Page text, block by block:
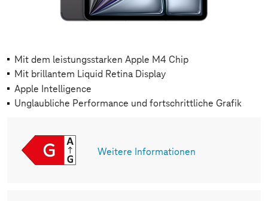
Mit dem leistungsstarken Apple M4 Chip
Mit brillantem Liquid Retina Display
Apple Intelligence
Unglaubliche Performance und fortschrittliche Grafik
Weitere Informationen